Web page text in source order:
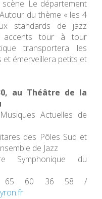
Le département
du thème « les 4
standards de jazz
accents tour à tour
transportera les
émerveillera petits et
au Théâtre de la
Actuelles de
des Pôles Sud et
de Jazz
Symphonique du
65 60 36 58 /